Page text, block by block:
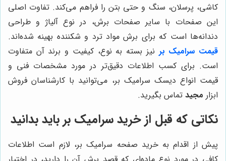
کاشی، پرسلان، سنگ و حتی بتن را فراهم می‌کند. تفاوت اصلی
این صفحات با سایر صفحات برش، در نوع آلیاژ و طراحی
دندانه‌ها است که برای برش مواد ترد و شکننده بهینه شده‌اند.
قیمت سرامیک بر نیز بسته به نوع، کیفیت و برند آن متفاوت
است. برای کسب اطلاعات دقیق‌تر در مورد مشخصات فنی و
قیمت انواع دیسک سرامیک بر، می‌توانید با کارشناسان فروش
ابزار مجید تماس بگیرید.
نکاتی که قبل از خرید سرامیک بر باید بدانید
پیش از اقدام به خرید صفحه سرامیک بر، لازم است اطلاعات